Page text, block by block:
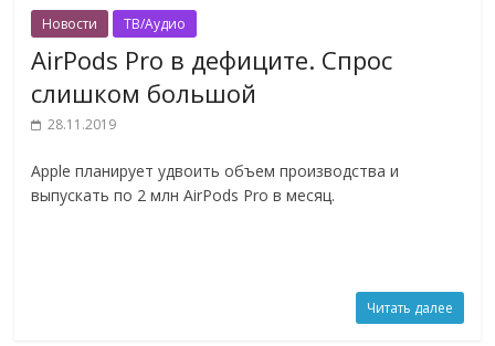
Новости ТВ/Аудио
AirPods Pro в дефиците. Спрос
слишком большой
28.11.2019
Apple планирует удвоить объем производства и
выпускать по 2 млн AirPods Pro в месяц.
Читать далее